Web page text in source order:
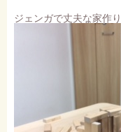
ジェンガで丈夫な家作